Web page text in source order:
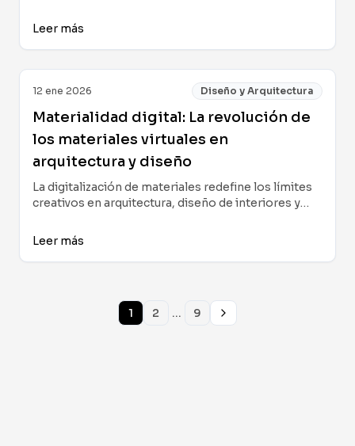
percepción de valor y bienestar en viviendas,
Leer más
12 ene 2026 Diseño y Arquitectura
Materialidad digital: La revolución de
los materiales virtuales en
arquitectura y diseño
La digitalización de materiales redefine los límites
creativos en arquitectura, diseño de interiores y
materiales virtuales impulsan la innovación,
los procesos creativos y comerciales.
Leer más
1 2 ... 9